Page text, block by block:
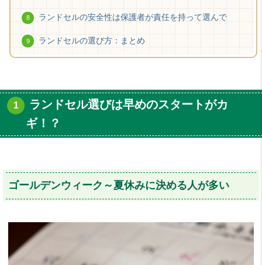
ランドセルの安全性は保護者が責任を持って選んで
ランドセルの選び方：まとめ
ランドセル選びは早めのスタートがカ
ギ！？
ゴールデンウィーク～夏休みに決める人が多い